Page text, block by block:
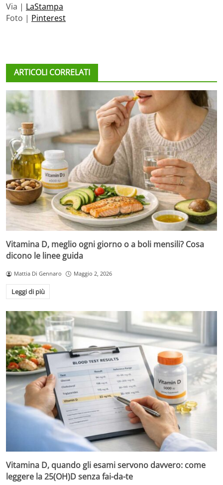
Via | LaStampa
Foto | Pinterest
ARTICOLI CORRELATI
Vitamina D, meglio ogni giorno o a boli mensili? Cosa
dicono le linee guida
Mattia Di Gennaro Maggio 2, 2026
Leggi di più
Vitamina D, quando gli esami servono davvero: come
leggere la 25(OH)D senza fai-da-te